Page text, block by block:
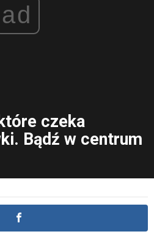
ad
czeka
Bądź w centrum